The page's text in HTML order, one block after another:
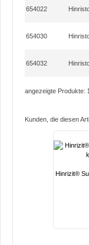
654022
654030
654032
angezeigte Produkte:
Kunden, die diesen
Hinrizit®